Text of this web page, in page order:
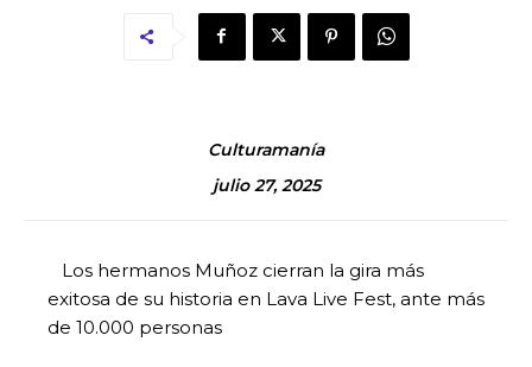
Culturamanía
julio 27, 2025
Los hermanos Muñoz cierran la gira más
exitosa de su historia en Lava Live Fest, ante más
de 10.000 personas